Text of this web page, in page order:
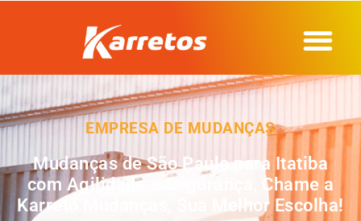
EMPRESA DE MUDANÇAS
Mudanças de São Paulo para Itatiba
com Agilidade e Segurança, Chame a
Karreto Mudanças, Sua Melhor Escolha!